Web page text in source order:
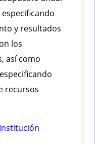
y resultados
los
así como
recursos